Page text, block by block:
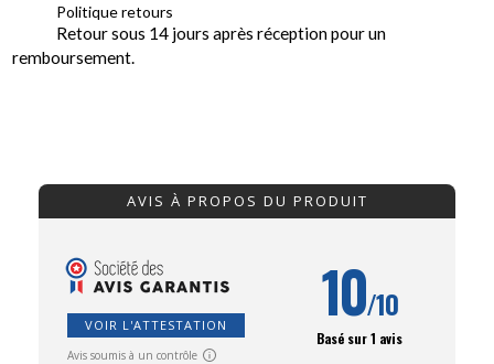
Politique retours
Retour sous 14 jours après réception pour un
remboursement.
AVIS À PROPOS DU PRODUIT
VOIR L'ATTESTATION
Avis soumis à un contrôle
10/10
Basé sur 1 avis